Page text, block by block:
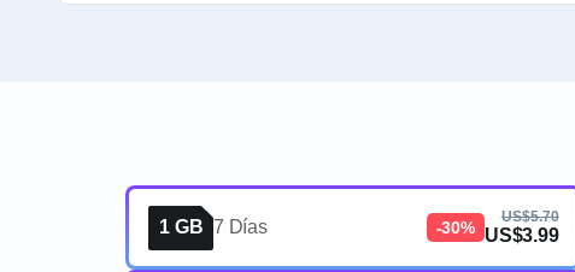
1 GB 7 Días -30%
US$5.70
US$3.99